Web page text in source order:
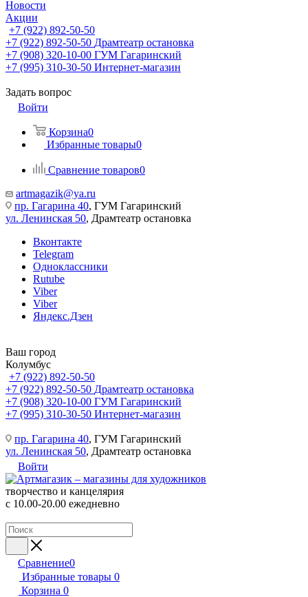
Новости
Акции
+7 (922) 892-50-50
+7 (922) 892-50-50 Драмтеатр остановка
+7 (908) 320-10-00 ГУМ Гагаринский
+7 (995) 310-30-50 Интернет-магазин
Задать вопрос
Войти
Корзина0
Избранные товары0
Сравнение товаров0
artmagazik@ya.ru
пр. Гагарина 40, ГУМ Гагаринский
ул. Ленинская 50, Драмтеатр остановка
Вконтакте
Telegram
Одноклассники
Rutube
Viber
Viber
Яндекс.Дзен
Ваш город
Колумбус
+7 (922) 892-50-50
+7 (922) 892-50-50 Драмтеатр остановка
+7 (908) 320-10-00 ГУМ Гагаринский
+7 (995) 310-30-50 Интернет-магазин
пр. Гагарина 40, ГУМ Гагаринский
ул. Ленинская 50, Драмтеатр остановка
Войти
творчество и канцелярия
с 10.00-20.00 ежедневно
Сравнение0
Избранные товары 0
Корзина 0